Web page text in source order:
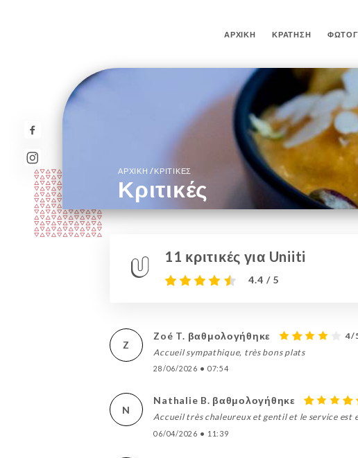
ΑΡΧΙΚΉ ΚΡΆΤΗΣΗ
ΑΡΧΙΚΉ/ ΚΡΙΤΙΚΈΣ
Κριτικές
11 κριτικές για Uniiti
4.4 / 5
Z
Zoé T. βαθμολογήθηκε
4/
Accueil sympathique, très bons plats
28/06/2026 • 07:54
N
Nathalie B. βαθμολογήθηκε
Accueil très chaleureux et gentil et le service est
06/04/2026 • 11:39